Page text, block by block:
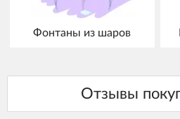
Фонтаны из шаров